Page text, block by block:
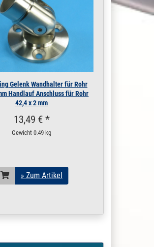
» Zum Artikel
» Zum Artikel
» Zum Artikel
» Zum Artikel
Gelenk Wandhalter für Rohr
Handlauf Anschluss für Rohr
42,4 x 2 mm
13,49 € *
Gewicht 0.49 kg
» Zum Artikel